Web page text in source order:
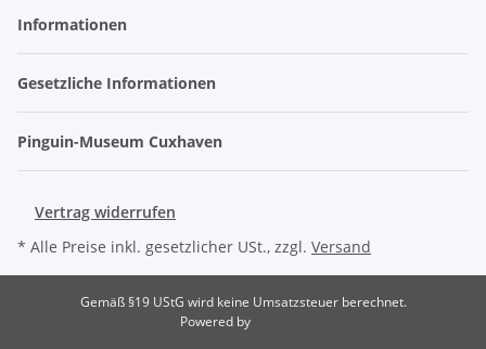
Informationen
Gesetzliche Informationen
Pinguin-Museum Cuxhaven
Vertrag widerrufen
* Alle Preise inkl. gesetzlicher USt., zzgl. Versand
Gemäß §19 UStG wird keine Umsatzsteuer berechnet.
Powered by